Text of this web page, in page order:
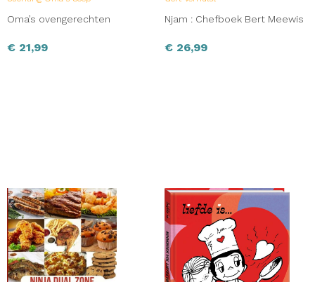
Oma’s ovengerechten
€ 21,99
Njam : Chefboek Bert Meewis
€ 26,99